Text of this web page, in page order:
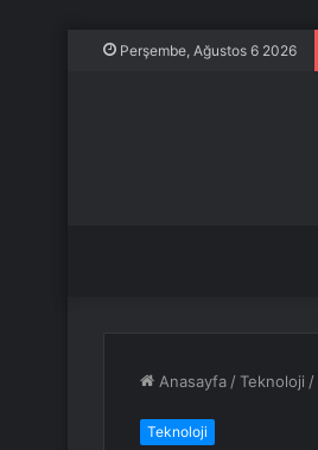
Perşembe, Ağustos 6 2026
Anasayfa /Teknoloji /
Teknoloji